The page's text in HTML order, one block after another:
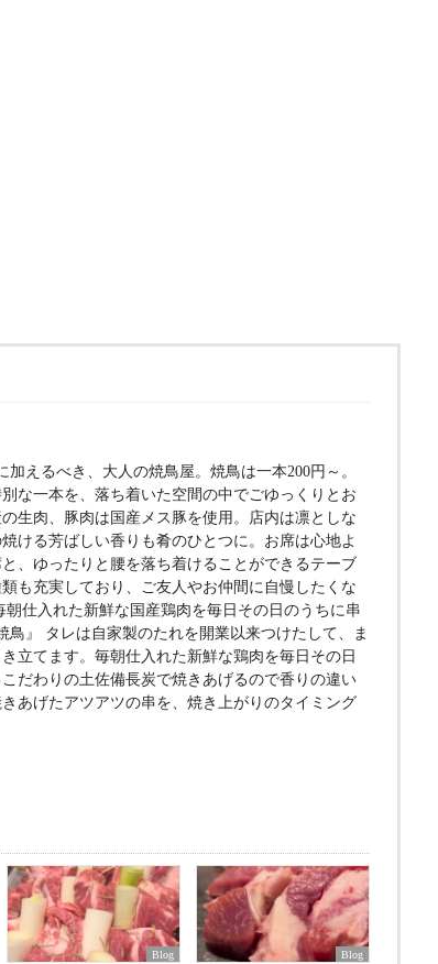
えるべき、大人の焼鳥屋。焼鳥は一本200円～。
な一本を、落ち着いた空間の中でごゆっくりとお
生肉、豚肉は国産メス豚を使用。店内は凛としな
ける芳ばしい香りも肴のひとつに。お席は心地よ
、ゆったりと腰を落ち着けることができるテーブ
も充実しており、ご友人やお仲間に自慢したくな
仕入れた新鮮な国産鶏肉を毎日その日のうちに串
鳥』 タレは自家製のたれを開業以来つけたして、ま
立てます。毎朝仕入れた新鮮な鶏肉を毎日その日
だわりの土佐備長炭で焼きあげるので香りの違い
あげたアツアツの串を、焼き上がりのタイミング
Blog
Blog